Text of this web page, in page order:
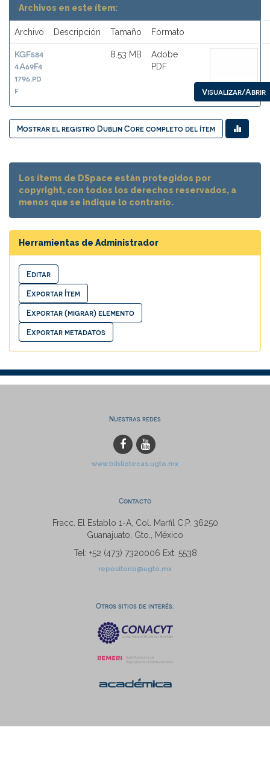
Archivos en este ítem:
Archivo Descripción Tamaño Formato
KGF584
4A69F4
1796.pd
f
8.53 MB
Adobe
PDF
Visualizar/Abrir
Mostrar el registro Dublin Core completo del ítem
Los ítems de DSpace están protegidos por
copyright, con todos los derechos reservados, a
menos que se indique lo contrario.
Herramientas de Administrador
Nuestras redes
www.bibliotecas.ugto.mx
Contacto
Fracc. El Establo 1-A, Col. Marfil C.P. 36250
Guanajuato, Gto., México
Tel: +52 (473) 7320006 Ext. 5538
repositorio@ugto.mx
Otros sitios de interés: